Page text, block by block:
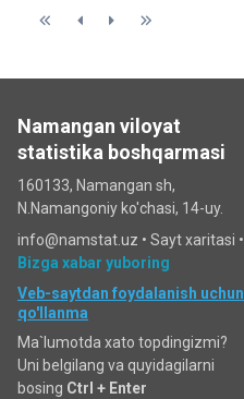
Namangan viloyat
statistika boshqarmasi
160133, Namangan sh,
N.Namangoniy ko'chasi, 14-uy.
info@namstat.uz • Sayt xaritasi •
Bizga xabar yuboring
Veb-saytdan foydalanish uchun
qo'llanma
Ma`lumotda xato topdingizmi?
Uni belgilang va quyidagilarni
bosing Ctrl + Enter